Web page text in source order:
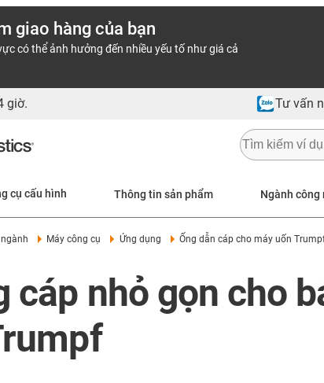
giao hàng của bạn
có thể ảnh hưởng đến nhiều yếu tố như giá cả
giờ. Tư vấn
cụ cấu hình Thông tin sản phẩm Ngành công
Máy công cụ Ứng dụng Ống dẫn cáp cho máy uốn
cáp nhỏ gọn cho